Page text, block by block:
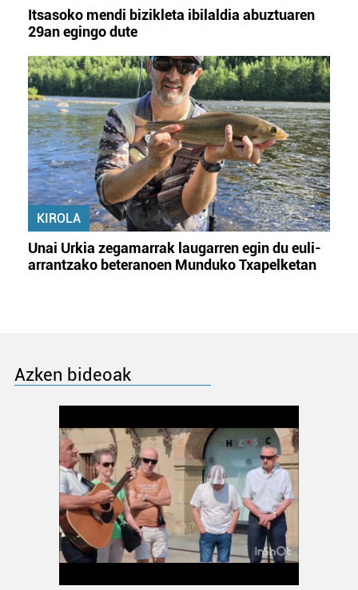
Itsasoko mendi bizikleta ibilaldia abuztuaren
29an egingo dute
KIROLA
Unai Urkia zegamarrak laugarren egin du euli-
arrantzako beteranoen Munduko Txapelketan
Azken bideoak